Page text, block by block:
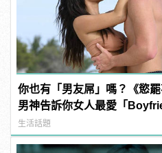
你也有「男友屌」嗎？《慾罷
男神告訴你女人最愛「
Dick」是啥？
生活話題